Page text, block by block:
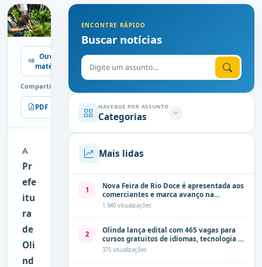
Ouvir
matéria
Compartilhe
PDF Imprimir
A
Pr
efe
itu
ra
de
Oli
nd
ENCONTRE RÁPIDO
Buscar notícias
Digite o assunto
NAVEGUE POR ASSUNTO
Categorias
Mais lidas
1
Nova Feira de Rio Doce é apresentada aos
comerciantes e marca avanço na
modernização dos espaços públicos de
1.940 visualizações
2
Olinda lança edital com 465 vagas para
cursos gratuitos de idiomas, tecnologia e
comunicação
375 visualizações